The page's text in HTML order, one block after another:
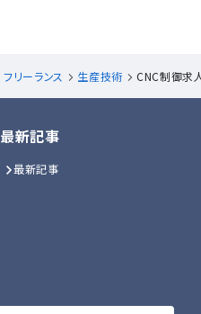
フリーランス 生産技術 CNC制御求
最新記事
最新記事